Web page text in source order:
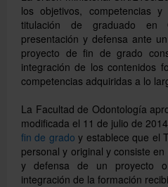
los objetivos, competencias
titulación de graduado en
presentación y defensa ante
proyecto de fin de grado
integración de los contenidos
competencias adquiridas a lo
La Facultad de Odontología
modificada el 11 de julio de
fin de grado y establece que el
personal y original y consiste
y defensa de un proyecto
integración de la formación